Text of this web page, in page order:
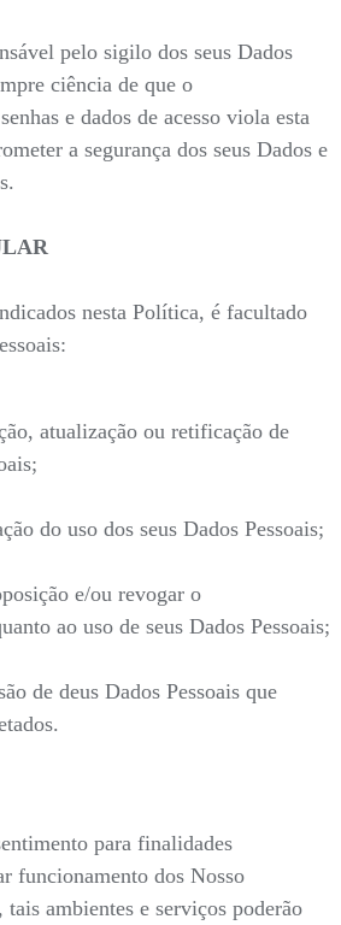
pelo sigilo dos seus Dados
ciência de que o
e dados de acesso viola esta
a segurança dos seus Dados e
nesta Política, é facultado
atualização ou retificação de
do uso dos seus Dados Pessoais;
e/ou revogar o
ao uso de seus Dados Pessoais;
de deus Dados Pessoais que
para finalidades
funcionamento dos Nosso
ambientes e serviços poderão